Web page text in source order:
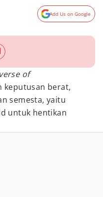
Add Us on Google
of
keputusan berat,
semesta, yaitu
untuk hentikan